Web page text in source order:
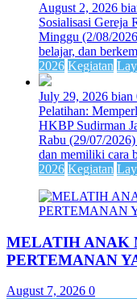
August 2, 2026
Sosialisasi Gereja
Minggu (2/08/
belajar, dan
2026 Kegiatan
July 29, 2026 bian
Pelatihan:
HKBP Sudirman
Rabu (29/07/
dan memiliki cara
2026 Kegiatan
MELATIH ANAK
PERTEMANAN
August 7, 2026 0